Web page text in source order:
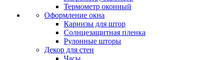
Термометр оконный
Оформление окна
Карнизы для штор
Солнцезащитная пленка
Рулонные шторы
Декор для стен
Часы